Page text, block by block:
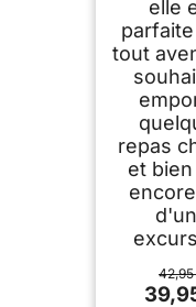
elle
tout
repas
et